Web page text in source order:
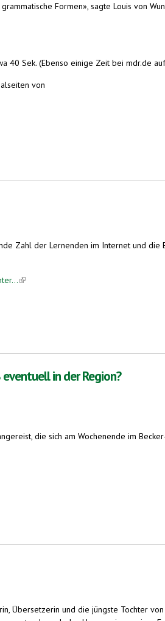
Formen», sagte Louis von
40 Sek. (Ebenso einige Zeit bei mdr.de
von
Zahl der Lernenden im Internet und die
(link is external)
in der Region?
die sich am Wochenende im
Übersetzerin und die jüngste Tochter